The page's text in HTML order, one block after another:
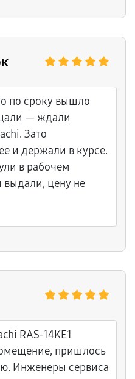
в каждом
холодильник
на новый.
по сроку вышло
— ждали
Зато
и держали в курсе.
в рабочем
выдали, цену не
RAS-14KE1
пришлось
Инженеры сервиса